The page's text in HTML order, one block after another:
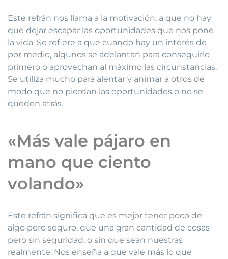
Este refrán nos llama a la motivación, a que no hay
que dejar escapar las oportunidades que nos pone
la vida. Se refiere a que cuando hay un interés de
por medio, algunos se adelantan para conseguirlo
primero o aprovechan al máximo las circunstancias.
Se utiliza mucho para alentar y animar a otros de
modo que no pierdan las oportunidades o no se
queden atrás.
«Más vale pájaro en
mano que ciento
volando»
Este refrán significa que es mejor tener poco de
algo pero seguro, que una gran cantidad de cosas
pero sin seguridad, o sin que sean nuestras
realmente. Nos enseña a que vale más lo que